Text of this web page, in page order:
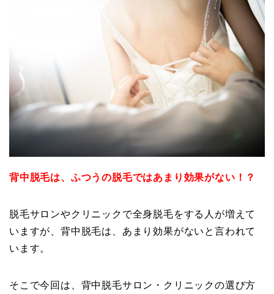
背中脱毛は、ふつうの脱毛ではあまり効果がない！？
脱毛サロンやクリニックで全身脱毛をする人が増えて
いますが、背中脱毛は、あまり効果がないと言われて
います。
そこで今回は、背中脱毛サロン・クリニックの選び方